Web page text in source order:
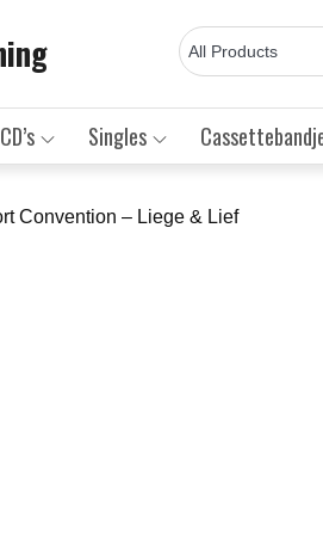
CD’s Singles
Convention – Liege & Lief